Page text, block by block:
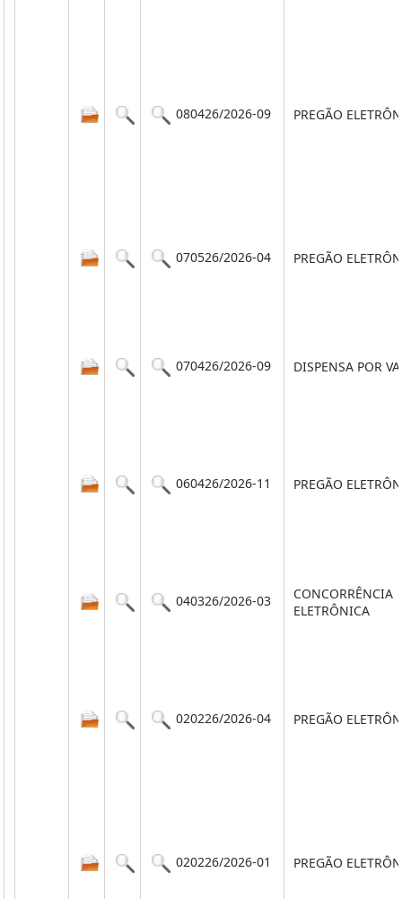
080426/2026-09 PREGÃO
070526/2026-04 PREGÃO
070426/2026-09 DISPENSA POR
060426/2026-11 PREGÃO
040326/2026-03
CONCORRÊNCIA
ELETRÔNICA
020226/2026-04 PREGÃO
020226/2026-01 PREGÃO